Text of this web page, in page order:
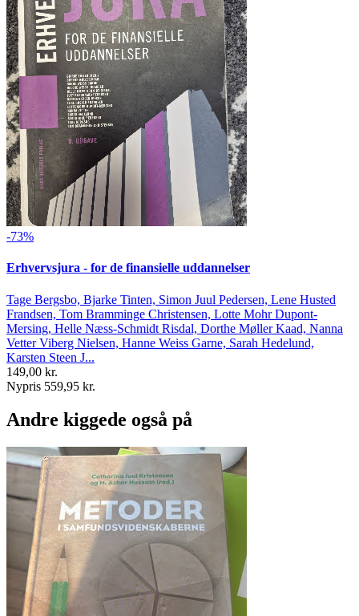
-73%
Erhvervsjura - for de finansielle uddannelser
Tage Bergsbo, Bjarke Tinten, Simon Juul Pedersen, Lene Husted
Frandsen, Tom Bramminge Christensen, Lotte Mohr Dupont-
Mersing, Helle Næss-Schmidt Risdal, Dorthe Møller Kaad, Nanna
Vetter Viberg Nielsen, Hanne Weiss Garne, Sarah Hedelund,
Karsten Steen J...
149,00 kr.
Nypris 559,95 kr.
Andre kiggede også på